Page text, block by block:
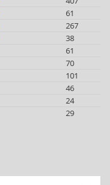
61
267
38
61
70
101
46
24
29